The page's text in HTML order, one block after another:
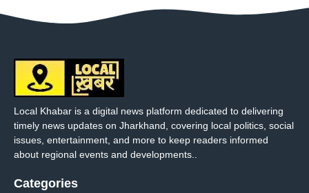
Local Khabar is a digital news platform dedicated to delivering
timely news updates on Jharkhand, covering local politics, social
issues, entertainment, and more to keep readers informed
about regional events and developments..
Categories